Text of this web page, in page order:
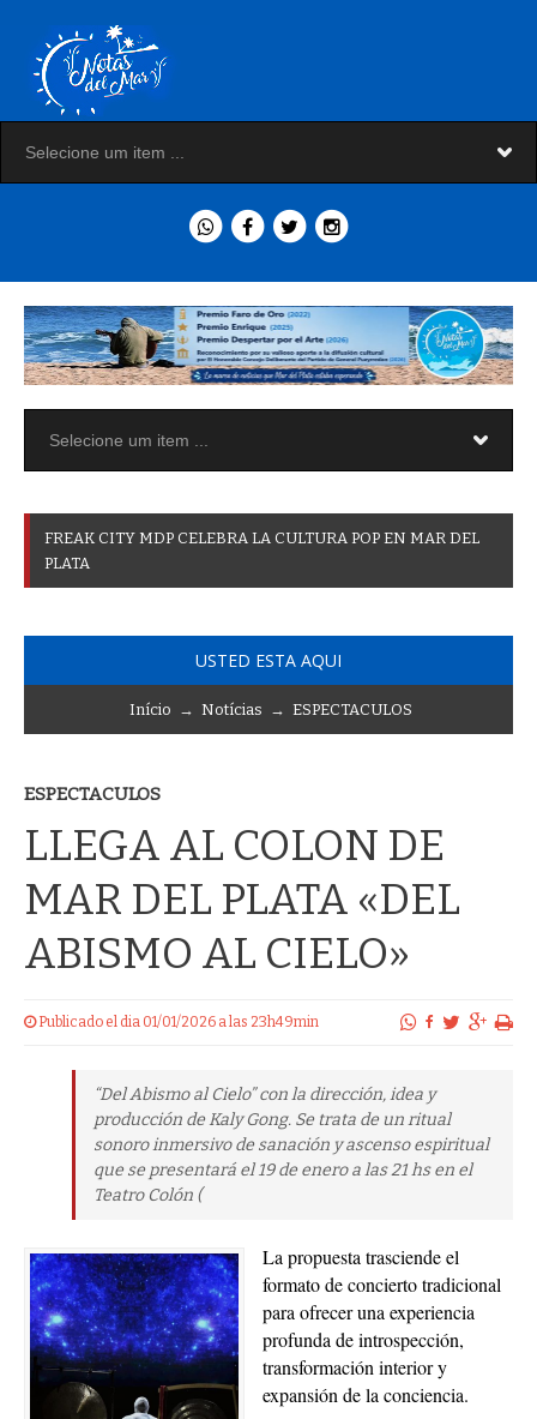
FREAK CITY MDP CELEBRA LA CULTURA POP EN MAR DEL
PLATA
USTED ESTA AQUI
Início → Notícias → ESPECTACULOS
ESPECTACULOS
LLEGA AL COLON DE
MAR DEL PLATA «DEL
ABISMO AL CIELO»
Publicado el dia 01/01/2026 a las 23h49min
“Del Abismo al Cielo” con la dirección, idea y
producción de Kaly Gong. Se trata de un ritual
sonoro inmersivo de sanación y ascenso espiritual
que se presentará el 19 de enero a las 21 hs en el
Teatro Colón (
La propuesta trasciende el
formato de concierto tradicional
para ofrecer una experiencia
profunda de introspección,
transformación interior y
expansión de la conciencia.